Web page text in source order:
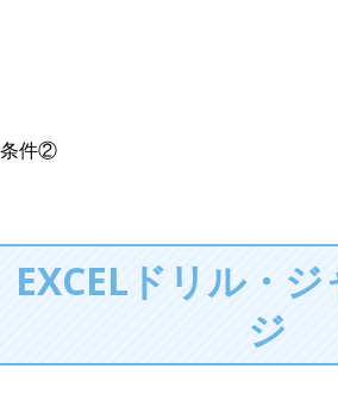
条件②
EXCELドリル・
ジ